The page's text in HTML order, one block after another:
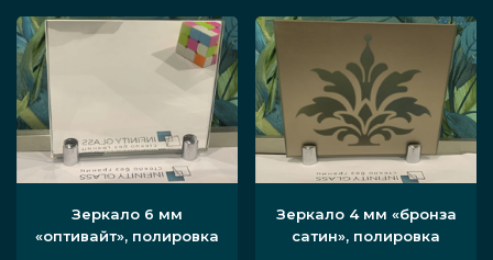
Зеркало 6 мм
«оптивайт», полировка
Зеркало 4 мм «бронза
сатин», полировка